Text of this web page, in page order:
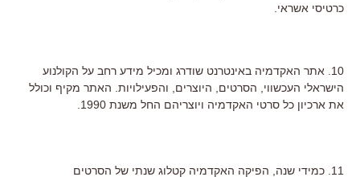
כרטיסי אשראי.
10. אתר האקדמיה באינטרנט שודרג ומכיל מידע רחב על הקולנוע
הישראלי העכשווי, הסרטים, היוצרים, והפעילויות. האתר מקיף וכולל
את ארכיון כל סרטי האקדמיה ויוצריהם החל משנת 1990.
11. כמידי שנה, הפיקה האקדמיה קטלוג שנתי של הסרטים